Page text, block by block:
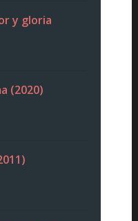
y gloria
(2020)